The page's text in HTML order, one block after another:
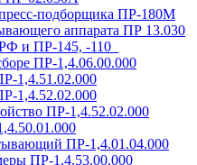
подборщика ПР-180М
аппарата ПР 13.030
и ПР-145, -110
ПР-1,4.06.00.000
1,4.51.02.000
1,4.52.02.000
ПР-1,4.52.02.000
ПР-1,4.01.04.000
ПР-1,4.53.00.000